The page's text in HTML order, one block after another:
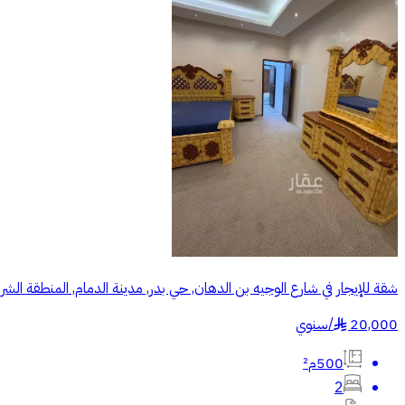
شقة للإيجار في شارع الوجيه بن الدهان, حي بدر, مدينة الدمام, المنطقة
20,000
§
/سنوي
500م²
2